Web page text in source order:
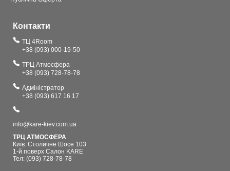
Контакти
ТЦ 4Room
+38 (093) 000-19-50
ТРЦ Атмосфера
+38 (093) 728-78-78
Адміністратор
+38 (093) 617 16 17
info@kare-kiev.com.ua
ТРЦ АТМОСФЕРА
Київ. Столичне Шосе 103
1-й поверх Салон KARE
Тел: (093) 728-78-78